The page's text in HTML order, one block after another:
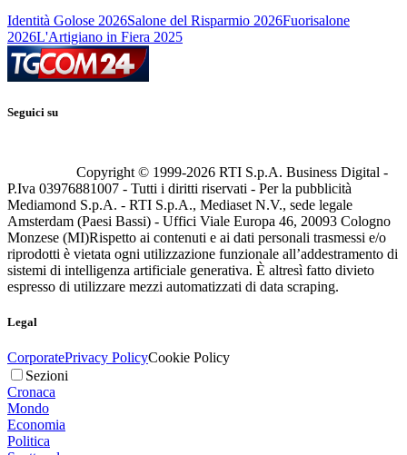
Identità Golose 2026Salone del Risparmio 2026Fuorisalone
2026L'Artigiano in Fiera 2025
Seguici su
Copyright © 1999-2026 RTI S.p.A. Business Digital -
P.Iva 03976881007 - Tutti i diritti riservati - Per la pubblicità
Mediamond S.p.A. - RTI S.p.A., Mediaset N.V., sede legale
Amsterdam (Paesi Bassi) - Uffici Viale Europa 46, 20093 Cologno
Monzese (MI)Rispetto ai contenuti e ai dati personali trasmessi e/o
riprodotti è vietata ogni utilizzazione funzionale all’addestramento di
sistemi di intelligenza artificiale generativa. È altresì fatto divieto
espresso di utilizzare mezzi automatizzati di data scraping.
Legal
CorporatePrivacy PolicyCookie Policy
Sezioni
Cronaca
Mondo
Economia
Politica